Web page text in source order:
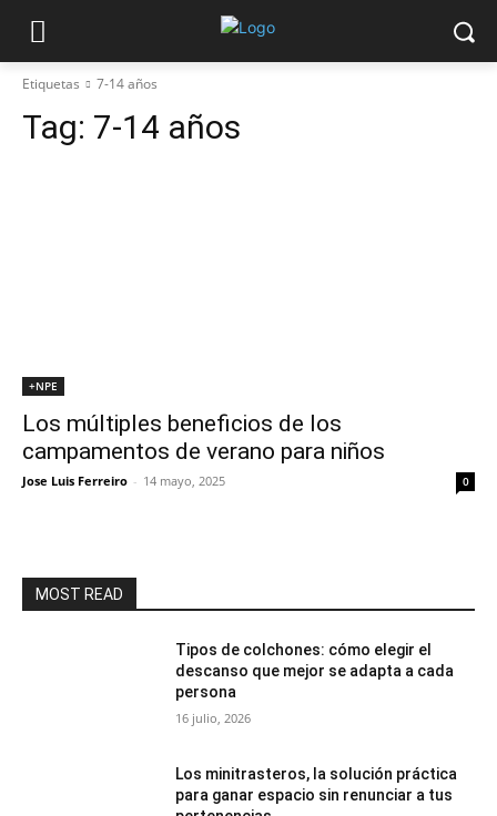
Etiquetas 7-14 años
Tag: 7-14 años
+NPE
Los múltiples beneficios de los
campamentos de verano para niños
Jose Luis Ferreiro - 14 mayo, 2025 0
MOST READ
Tipos de colchones: cómo elegir el
descanso que mejor se adapta a cada
persona
16 julio, 2026
Los minitrasteros, la solución práctica
para ganar espacio sin renunciar a tus